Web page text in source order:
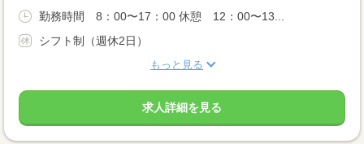
勤務時間 8：00〜17：00 休憩 12：00〜13...
シフト制（週休2日）
もっと見る
求人詳細を見る